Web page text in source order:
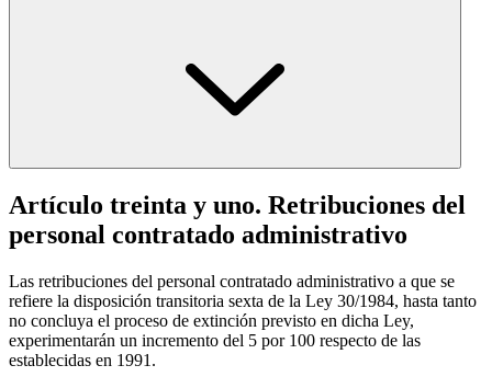
Artículo treinta y uno. Retribuciones del
personal contratado administrativo
Las retribuciones del personal contratado administrativo a que se
refiere la disposición transitoria sexta de la Ley 30/1984, hasta tanto
no concluya el proceso de extinción previsto en dicha Ley,
experimentarán un incremento del 5 por 100 respecto de las
establecidas en 1991.